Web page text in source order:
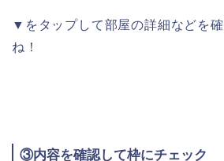
▼をタップして部屋の詳細などを
ね！
③内容を確認して枠にチェック